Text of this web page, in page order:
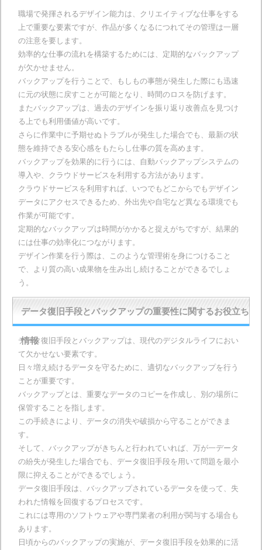
職場で発揮されるデザイン能力は、クリエイティブな仕事をする
上で重要な要素ですが、作品が多くなるにつれてその管理は一層
の注意を要します。
効率的な仕事の流れを構築するためには、定期的なバックアップ
が欠かせません。
バックアップを行うことで、もしもの事態が発生した際にも迅速
に元の状態に戻すことが可能となり、時間のロスを防げます。
またバックアップは、過去のデザインを振り返り改善点を見つけ
る上でも利用価値が高いです。
さらに作業中に予期せぬトラブルが発生した場合でも、最新の状
態を維持できる安心感をもたらし仕事の質を高めます。
バックアップを効果的に行うには、自動バックアップシステムの
導入や、クラウドサービスを利用する方法があります。
クラウドサービスを利用すれば、いつでもどこからでもデザイン
データにアクセスできるため、外出先や自宅など異なる環境でも
作業が可能です。
定期的なバックアップは時間がかかると捉えがちですが、結果的
には仕事の効率化につながります。
デザイン作業を行う際は、このような管理術を身につけること
で、より質の高い成果物を生み出し続けることができるでしょ
う。
データ復旧手段とバックアップの重要性に関するお役立ち
情報
データ復旧手段とバックアップは、現代のデジタルライフにおい
て欠かせない要素です。
日々増え続けるデータを守るために、適切なバックアップを行う
ことが重要です。
バックアップとは、重要なデータのコピーを作成し、別の場所に
保管することを指します。
この手続きにより、データの消失や破損から守ることができま
す。
そして、バックアップがきちんと行われていれば、万が一データ
の紛失が発生した場合でも、データ復旧手段を用いて問題を最小
限に抑えることができるでしょう。
データ復旧手段は、バックアップされているデータを使って、失
われた情報を回復するプロセスです。
これには専用のソフトウェアや専門業者の利用が関与する場合も
あります。
日頃からのバックアップの実施が、データ復旧手段を効果的に活